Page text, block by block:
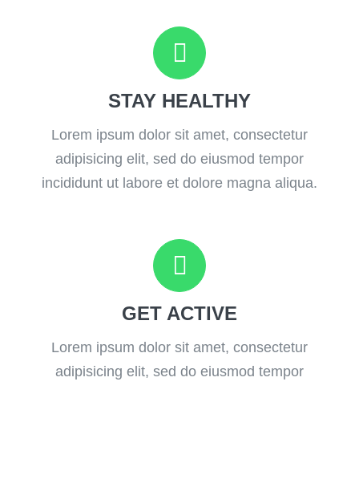
STAY HEALTHY
Lorem ipsum dolor sit amet, consectetur
adipisicing elit, sed do eiusmod tempor
incididunt ut labore et dolore magna aliqua.
GET ACTIVE
Lorem ipsum dolor sit amet, consectetur
adipisicing elit, sed do eiusmod tempor